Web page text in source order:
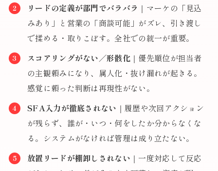
リードの定義が部門でバラバラ ｜マーケの「見込
みあり」と営業の「商談可能」がズレ、引き渡し
で揉める・取りこぼす。全社での統一が重要。
スコアリングがない／形骸化 ｜優先順位が担当者
の主観頼みになり、属人化・抜け漏れが起きる。
感覚に頼った判断は再現性がない。
SFA入力が徹底されない ｜履歴や次回アクション
が残らず、誰が・いつ・何をしたか分からなくな
る。システムがなければ管理は成り立たない。
放置リードが棚卸しされない ｜一度対応して反応